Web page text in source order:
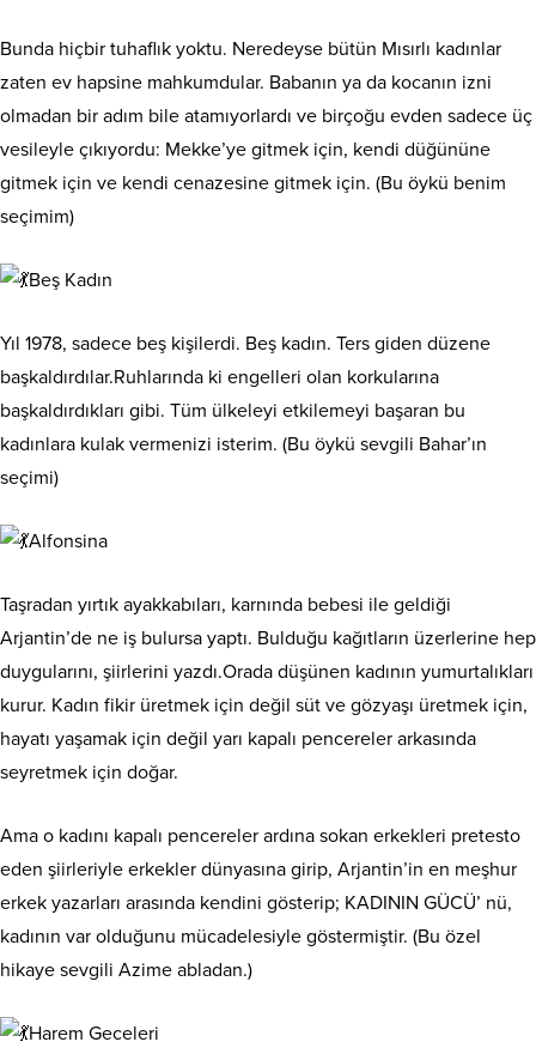
Bunda hiçbir tuhaflık yoktu. Neredeyse bütün Mısırlı kadınlar
zaten ev hapsine mahkumdular. Babanın ya da kocanın izni
olmadan bir adım bile atamıyorlardı ve birçoğu evden sadece üç
vesileyle çıkıyordu: Mekke’ye gitmek için, kendi düğününe
gitmek için ve kendi cenazesine gitmek için. (Bu öykü benim
seçimim)
Beş Kadın
Yıl 1978, sadece beş kişilerdi. Beş kadın. Ters giden düzene
başkaldırdılar.Ruhlarında ki engelleri olan korkularına
başkaldırdıkları gibi. Tüm ülkeleyi etkilemeyi başaran bu
kadınlara kulak vermenizi isterim. (Bu öykü sevgili Bahar’ın
seçimi)
Alfonsina
Taşradan yırtık ayakkabıları, karnında bebesi ile geldiği
Arjantin’de ne iş bulursa yaptı. Bulduğu kağıtların üzerlerine hep
duygularını, şiirlerini yazdı.Orada düşünen kadının yumurtalıkları
kurur. Kadın fikir üretmek için değil süt ve gözyaşı üretmek için,
hayatı yaşamak için değil yarı kapalı pencereler arkasında
seyretmek için doğar.
Ama o kadını kapalı pencereler ardına sokan erkekleri pretesto
eden şiirleriyle erkekler dünyasına girip, Arjantin’in en meşhur
erkek yazarları arasında kendini gösterip; KADININ GÜCÜ’ nü,
kadının var olduğunu mücadelesiyle göstermiştir. (Bu özel
hikaye sevgili Azime abladan.)
Harem Geceleri